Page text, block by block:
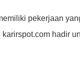
pekerjaan
hadir